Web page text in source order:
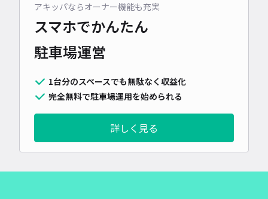
アキッパならオーナー機能も充実
スマホでかんたん
駐車場運営
1台分のスペースでも無駄なく収益化
完全無料で駐車場運用を始められる
詳しく見る